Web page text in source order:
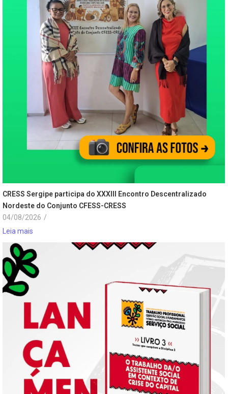
CRESS Sergipe participa do XXXIII Encontro Descentralizado
Nordeste do Conjunto CFESS-CRESS
04/08/2026 /
Leia mais